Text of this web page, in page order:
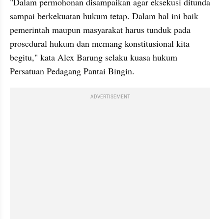
sampai berkekuatan hukum tetap. Dalam hal ini baik
pemerintah maupun masyarakat harus tunduk pada
prosedural hukum dan memang konstitusional kita
begitu," kata Alex Barung selaku kuasa hukum
Persatuan Pedagang Pantai Bingin.
ADVERTISEMENT